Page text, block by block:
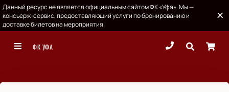
Данный ресурс не является официальным сайтом ФК «Уфа». Мы —
консьерж-сервис, предоставляющий услуги по бронированию и
доставке билетов на мероприятия.
ФК УФА